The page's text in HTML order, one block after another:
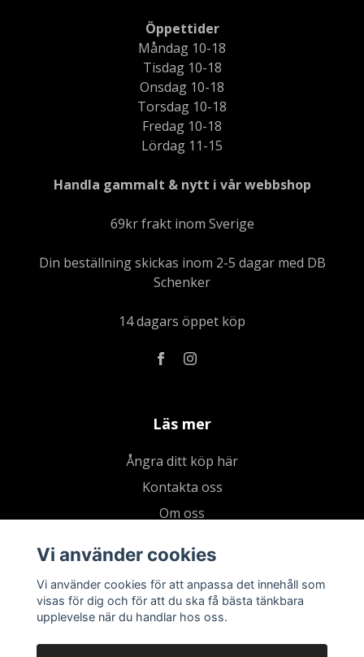
Öppettider
Måndag 10-18
Tisdag 10-18
Onsdag 10-18
Torsdag 10-18
Fredag 10-18
Lördag 11-15
Handla gammalt & nytt i vår webbshop
69kr frakt inom Sverige
Din beställning skickas inom 2-5 dagar med DB
Schenker
14 dagars öppet köp
Läs mer
Ångra ditt köp här
Kontakta oss
Om oss
Kundklubb
Presentkort
Vi använder cookies
Vi använder cookies för att anpassa det innehåll som
visas för dig och för att du ska få bästa tänkbara
upplevelse när du handlar hos oss.